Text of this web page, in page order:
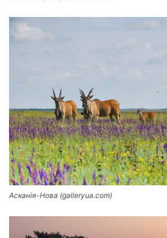
Асканія-Нова (galleryua.com)